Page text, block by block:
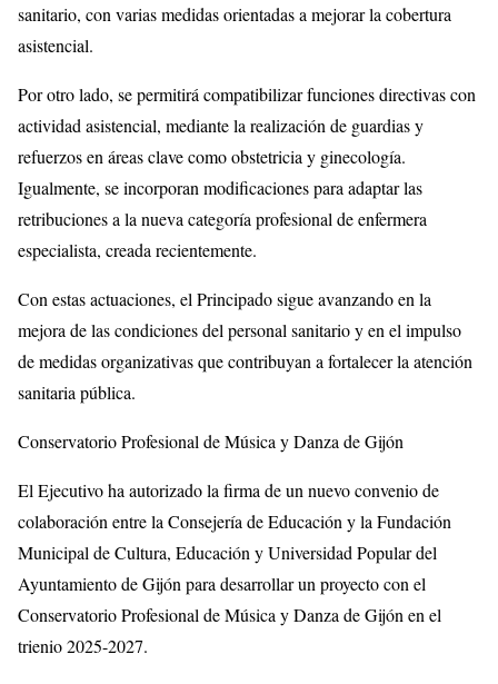
sanitario, con varias medidas orientadas a mejorar la cobertura
asistencial.
Por otro lado, se permitirá compatibilizar funciones directivas con
actividad asistencial, mediante la realización de guardias y
refuerzos en áreas clave como obstetricia y ginecología.
Igualmente, se incorporan modificaciones para adaptar las
retribuciones a la nueva categoría profesional de enfermera
especialista, creada recientemente.
Con estas actuaciones, el Principado sigue avanzando en la
mejora de las condiciones del personal sanitario y en el impulso
de medidas organizativas que contribuyan a fortalecer la atención
sanitaria pública.
Conservatorio Profesional de Música y Danza de Gijón
El Ejecutivo ha autorizado la firma de un nuevo convenio de
colaboración entre la Consejería de Educación y la Fundación
Municipal de Cultura, Educación y Universidad Popular del
Ayuntamiento de Gijón para desarrollar un proyecto con el
Conservatorio Profesional de Música y Danza de Gijón en el
trienio 2025-2027.